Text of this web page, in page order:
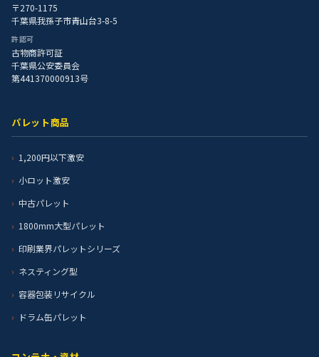
〒270-1175
千葉県我孫子市青山台3-8-5
許認可
古物商許可証
千葉県公安委員会
第441370000913号
パレット商品
1,200円以下激安
小ロット激安
中古パレット
1800mm大型パレット
印刷業界パレットシリーズ
ネスティング型
容器包装リサイクル
ドラム缶パレット